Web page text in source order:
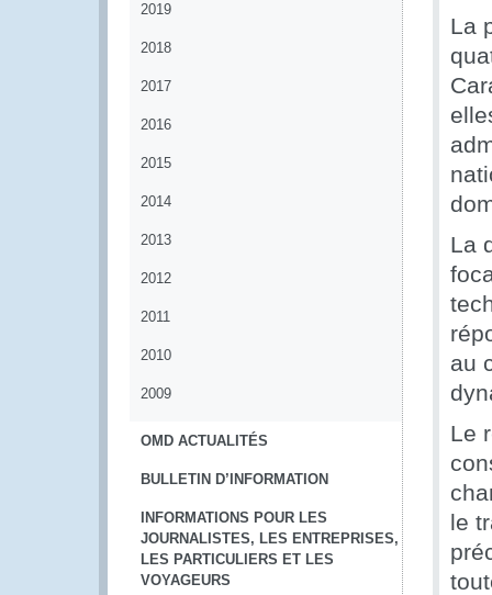
2019
2018
2017
2016
2015
2014
2013
2012
2011
2010
2009
OMD ACTUALITÉS
BULLETIN D’INFORMATION
INFORMATIONS POUR LES
JOURNALISTES, LES ENTREPRISES,
LES PARTICULIERS ET LES
VOYAGEURS
La
La
au
Le
le